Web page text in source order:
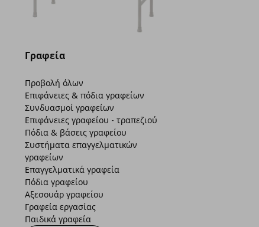
Γραφεία
Προβολή όλων
Επιφάνειες & πόδια γραφείων
Συνδυασμοί γραφείων
Επιφάνειες γραφείου - τραπεζιού
Πόδια & βάσεις γραφείου
Συστήματα επαγγελματικών
γραφείων
Επαγγελματικά γραφεία
Πόδια γραφείου
Αξεσουάρ γραφείου
Γραφεία εργασίας
Παιδικά γραφεία